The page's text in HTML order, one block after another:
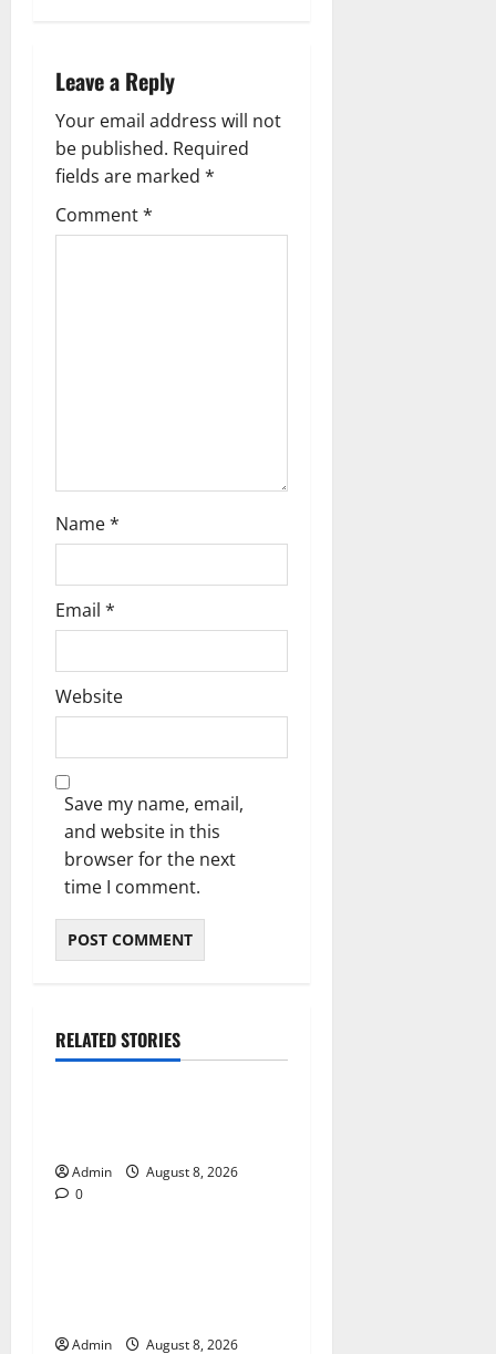
v
i
g
a
t
Leave a Reply
Your email address will not
be published. Required
fields are marked *
Comment*
Name*
Email *
Website
Save my name, email,
and website in this
browser for the next
time I comment.
RELATED STORIES
Blog
Admin
August 8, 2026
0Blog
Admin
August 8, 2026